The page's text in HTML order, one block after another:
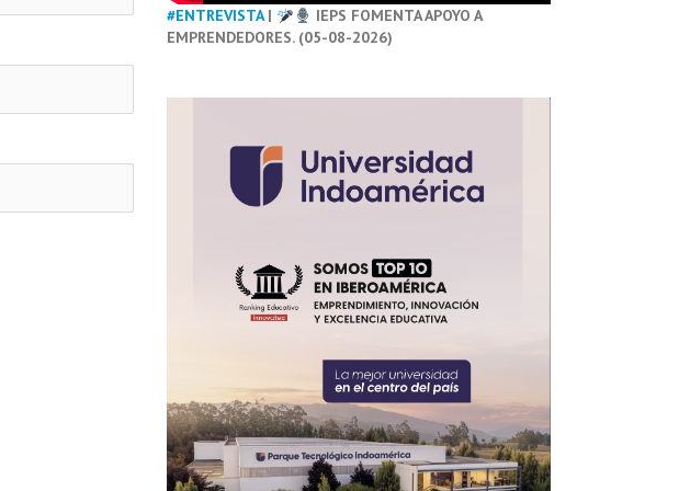
#ENTREVISTA|
IEPS FOMENTA APOYO A
EMPRENDEDORES. (05-08-2026)